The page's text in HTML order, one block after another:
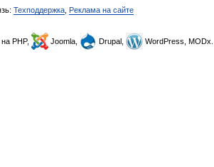
Техподдержка Реклама на сайте
PHP, Joomla, Drupal, WordPress, MODx.